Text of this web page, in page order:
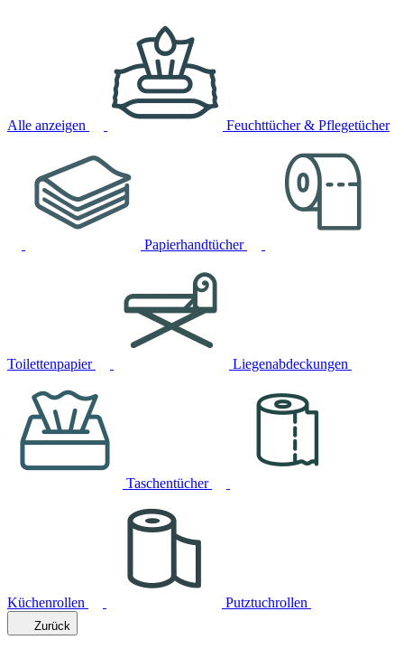
Alle anzeigen Feuchttücher & Pflegetücher
Papierhandtücher
Toilettenpapier Liegenabdeckungen
Taschentücher
Küchenrollen Putztuchrollen
Zurück